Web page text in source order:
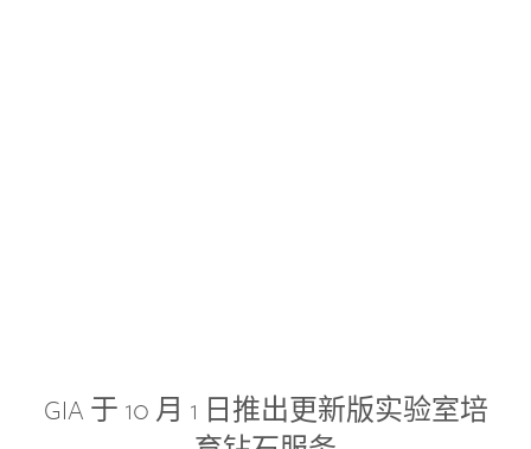
GIA 于 10 月 1 日推出更新版实验室培